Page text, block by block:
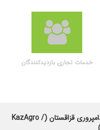
خدمات تجاری بازدیدکنندگان
خدمات غرفه داران نمایشگاه کشاورزی و دامپروری قزاقستان (KazAgro /